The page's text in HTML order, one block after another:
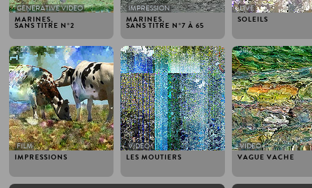
MARINES,
SANS TITRE N°2
GENERATIVE VIDEO
MARINES,
SANS TITRE N°7 À 65
IMPRESSION
SOLEILS
LIVE
IMPRESSIONS
2012
FILM
LES MOUTIERS
2012
VIDEO
VAGUE VACHE
2012
VIDEO